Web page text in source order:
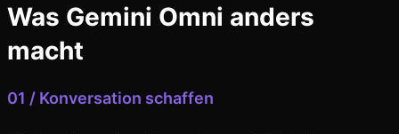
Was Gemini Omni anders
macht
01 / Konversation schaffen